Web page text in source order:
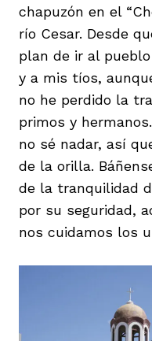
chapuzón en el
río Cesar. Desde
plan de ir al
y a mis tíos,
no he perdido la
primos y
no sé nadar, así
de la orilla.
de la tranquilidad
por su seguridad,
nos cuidamos los